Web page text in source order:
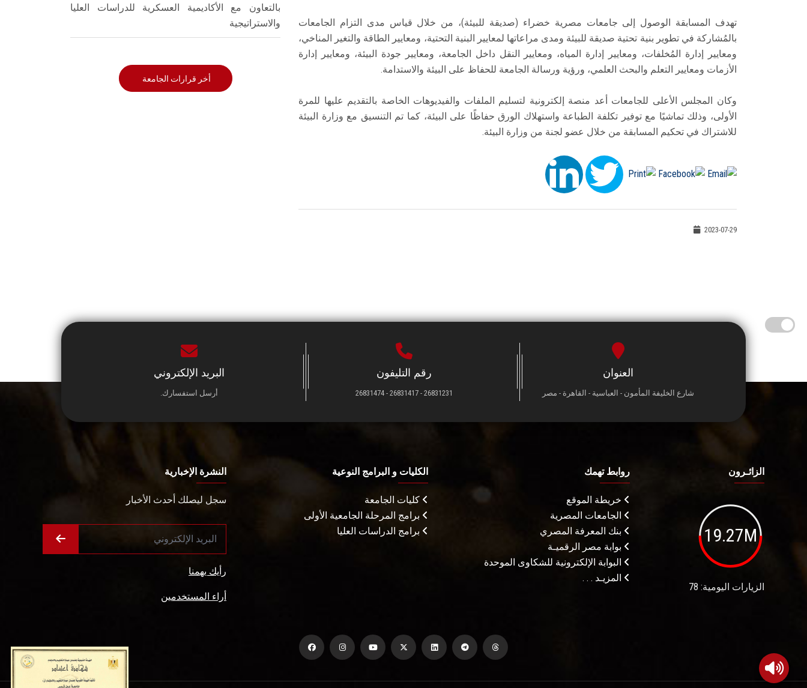
تهدف المسابقة الوصول إلى جامعات مصرية خضراء (صديقة للبيئة)، من خلال قياس مدى التزام الجامعات
بالمُشاركة في تطوير بنية تحتية صديقة للبيئة ومدى مراعاتها لمعايير البنية التحتية، ومعايير الطاقة والتغير المناخي،
ومعايير إدارة المُخلفات، ومعايير إدارة المياه، ومعايير النقل داخل الجامعة، ومعايير جودة البيئة، ومعايير إدارة
الأزمات ومعايير التعلم والبحث العلمي، ورؤية ورسالة الجامعة للحفاظ على البيئة والاستدامة.
وكان المجلس الأعلى للجامعات أعد منصة إلكترونية لتسليم الملفات والفيديوهات الخاصة بالتقديم عليها للمرة
الأولى، وذلك تماشيًا مع توفير تكلفة الطباعة واستهلاك الورق حفاظًا على البيئة، كما تم التنسيق مع وزارة البيئة
للاشتراك في تحكيم المسابقة من خلال عضو لجنة من وزارة البيئة.
2023-07-29
بالتعاون مع الأكاديمية العسكرية للدراسات العليا
والاستراتيجية
أخر قرارات الجامعة
العنوان
شارع الخليفة المأمون - العباسية - القاهرة - مصر
رقم التليفون
26831231 - 26831417 - 26831474
البريد الإلكتروني
أرسل استفسارك.
الزائـرون
19.27M
الزيارات اليومية: 78
روابط تهمك
خريطة الموقع
الجامعات المصرية
بنك المعرفة المصري
بوابة مصر الرقميـة
البوابة الإلكترونية للشكاوى الموحدة
المزيـد . . .
الكليات و البرامج النوعية
كليات الجامعة
برامج المرحلة الجامعية الأولى
برامج الدراسات العليا
النشرة الإخبارية
سجل ليصلك أحدث الأخبار
رأيك يهمنا
أراء المستخدمين